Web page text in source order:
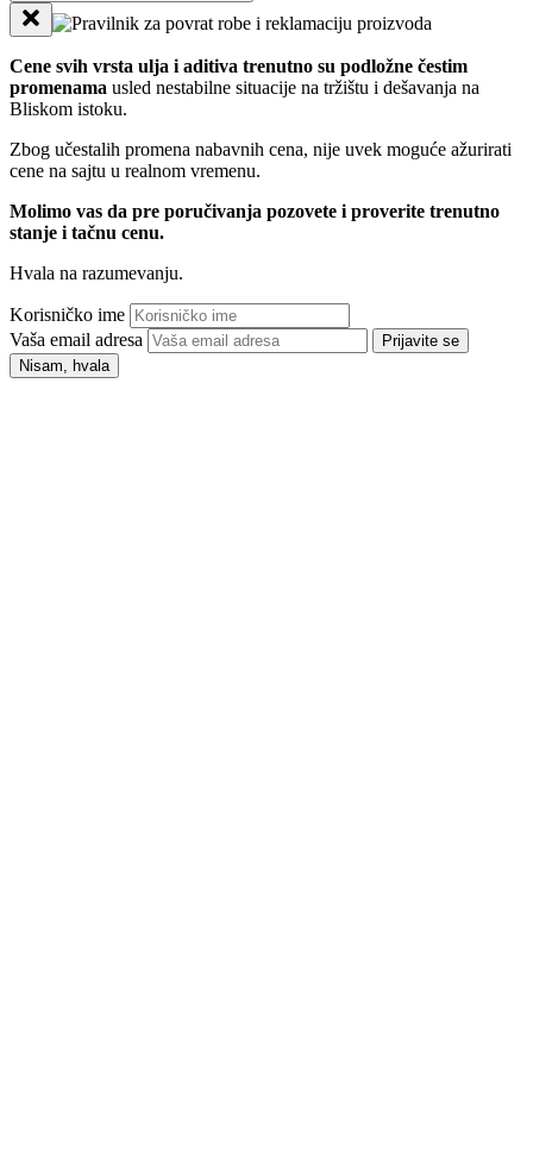
Cene svih vrsta ulja i aditiva trenutno su podložne čestim
promenama usled nestabilne situacije na tržištu i dešavanja na
Bliskom istoku.
Zbog učestalih promena nabavnih cena, nije uvek moguće ažurirati
cene na sajtu u realnom vremenu.
Molimo vas da pre poručivanja pozovete i proverite trenutno
stanje i tačnu cenu.
Hvala na razumevanju.
Korisničko ime
Vaša email adresa
Prijavite se
Nisam, hvala